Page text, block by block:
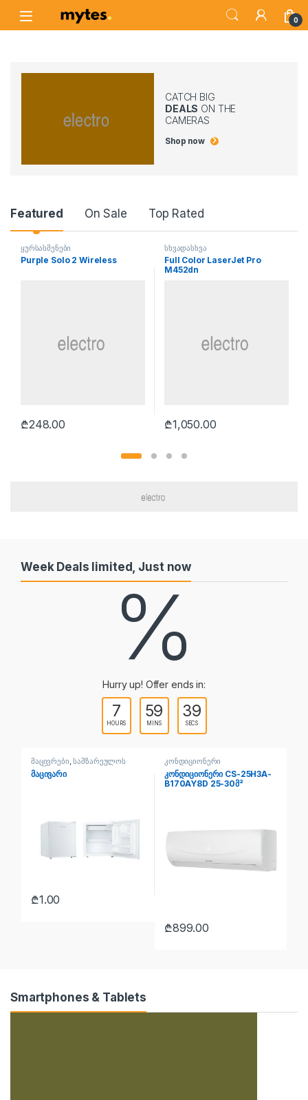
Open 0
CATCH BIG
DEALS ON THE
CAMERAS
Shop now
Product Carousel Tabs
Featured On Sale Top Rated
ყურსასმენები
Purple Solo 2 Wireless
₾248.00
სხვადასხვა
Full Color LaserJet Pro
M452dn
₾1,050.00
Week Deals limited, Just now
%
Hurry up! Offer ends in:
7
HOURS
59
MINS
38
SECS
მაცივრები,სამზარეულოს
ტექნიკა
მაცივარი
₾1.00
კონდიციონერი
კონდიციონერი CS-25H3A-
B170AY8D 25-30მ²
₾899.00
Smartphones & Tablets